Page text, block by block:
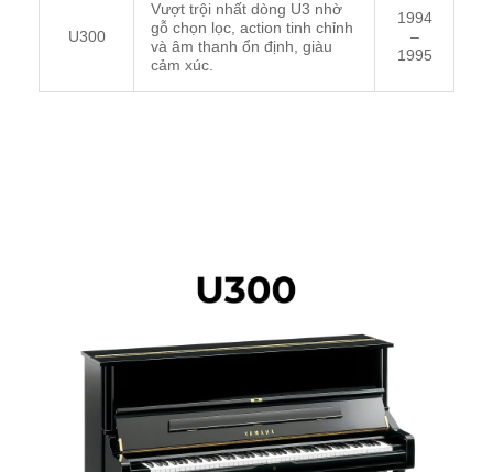
U300
Vượt trội nhất dòng U3 nhờ
gỗ chọn lọc, action tinh chỉnh
và âm thanh ổn định, giàu
cảm xúc.
1994
–
1995